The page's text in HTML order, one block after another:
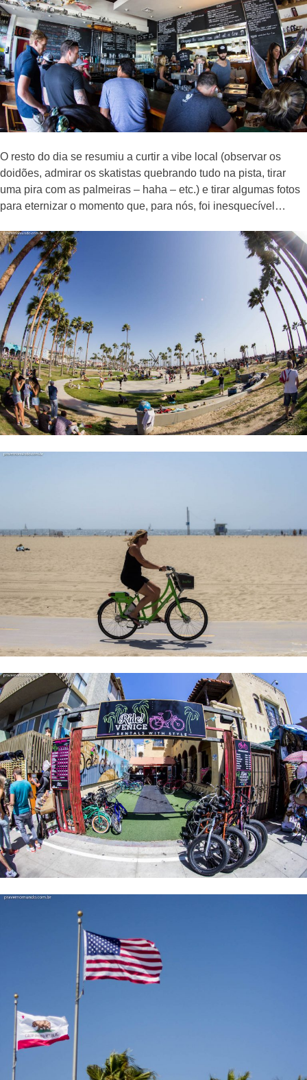
O resto do dia se resumiu a curtir a vibe local (observar os
doidões, admirar os skatistas quebrando tudo na pista, tirar
uma pira com as palmeiras – haha – etc.) e tirar algumas fotos
para eternizar o momento que, para nós, foi inesquecível…